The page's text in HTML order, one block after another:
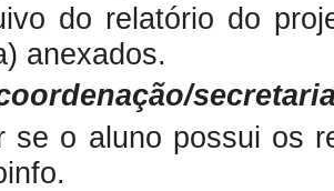
do relatório do
anexados.
se o aluno possui os